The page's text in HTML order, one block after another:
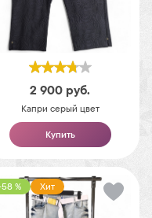
2 900 руб.
Капри серый цвет
Купить
% Хит